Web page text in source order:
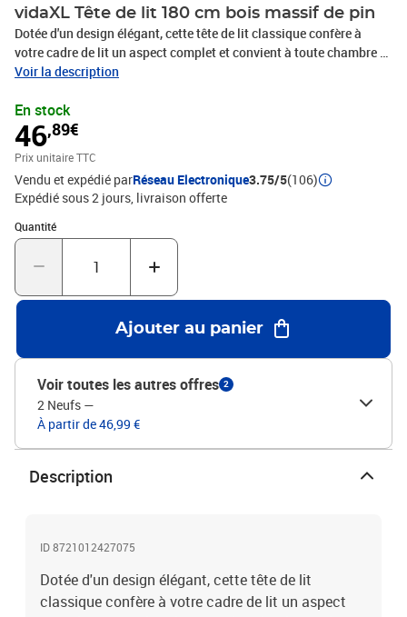
vidaXL Tête de lit 180 cm bois massif de pin
Dotée d'un design élégant, cette tête de lit classique confère à
votre cadre de lit un aspect complet et convient à toute chambre à
coucher. Bois de pin massif : le bois de pin massif est un matériau
donnent au matériau son aspect caractéristique et
rustique.Cadres robustes : les cadres en bois assurent robustesse
et stabilité.Excellent soutien : la tête de lit offre un excellent
soutien du dos lorsque vous vous asseyez dans votre lit pour lire
ou regarder la télévision. Bon à savoir :Le cadre de lit et le matelas
ne sont pas inclus dans la livraison.Matériau : bois de pin massif
(non traité)Dimensions totales : 185,5 x 3,5 x 81 cm (L x l x
H)Largeur de matelas appropriée : 180 cmAssemblage requis : oui
Voir la description
En stock
46,89€
Prix unitaire TTC
Vendu et expédié parRéseau Electronique3.75/5(106)
Expédié sous 2 jours livraison offerte
Quantité
Quantité : 1
Ajouter au panier
Voir toutes les autres offres 2
2 Neufs —
À partir de 46,99 €
Description
ID 8721012427075
Dotée d'un design élégant, cette tête de lit
classique confère à votre cadre de lit un aspect